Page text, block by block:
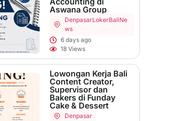
Aswana Group
DenpasarLokerBaliNe
ws
6 days ago
18 Views
Lowongan Kerja Bali
Content Creator,
Supervisor dan
Bakers di Funday
Cake & Dessert
Denpasar